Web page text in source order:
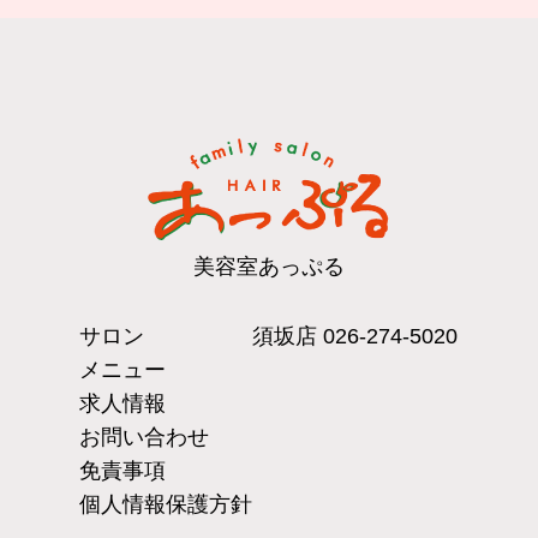
美容室あっぷる
サロン
メニュー
求人情報
お問い合わせ
免責事項
個人情報保護方針
須坂店026-274-5020